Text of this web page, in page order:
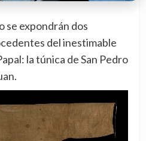
se expondrán dos
del inestimable
la túnica de San Pedro